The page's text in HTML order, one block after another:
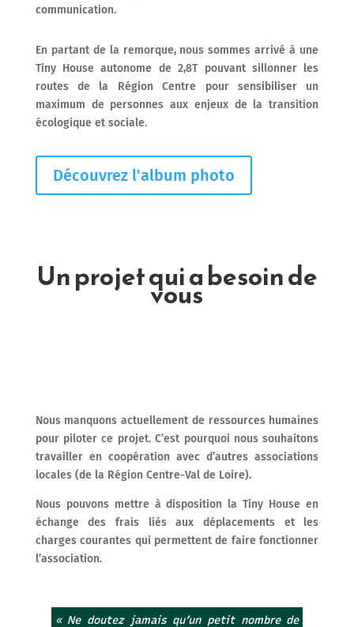
communication.
En partant de la remorque, nous sommes arrivé à une
Tiny House autonome de 2,8T pouvant sillonner les
routes de la Région Centre pour sensibiliser un
maximum de personnes aux enjeux de la transition
écologique et sociale.
Découvrez l'album photo
Un projet qui a besoin de
vous
Nous manquons actuellement de ressources humaines
pour piloter ce projet. C’est pourquoi nous souhaitons
travailler en coopération avec d’autres associations
locales (de la Région Centre-Val de Loire).
Nous pouvons mettre à disposition la Tiny House en
échange des frais liés aux déplacements et les
charges courantes qui permettent de faire fonctionner
l’association.
« Ne doutez jamais qu’un petit nombre de